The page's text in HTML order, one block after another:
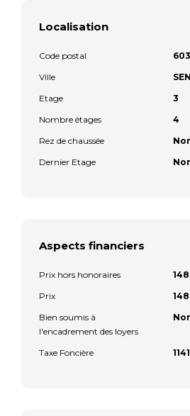
Localisation
Code postal
Ville
Etage
3
Nombre étages
4
Rez de chaussée
Dernier Etage
Aspects financiers
Prix hors honoraires
Prix
Bien soumis à
l'encadrement des loyers
Taxe Foncière